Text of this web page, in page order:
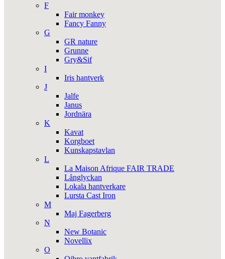
F
Fair monkey
Fancy Fanny
G
GR nature
Grunne
Gry&Sif
I
Iris hantverk
J
Jalfe
Janus
Jordnära
K
Kavat
Korgboet
Kunskapstavlan
L
La Maison Afrique FAIR TRADE
Långlyckan
Lokala hantverkare
Lursta Cast Iron
M
Maj Fagerberg
N
New Botanic
Novellix
O